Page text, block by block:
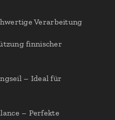
Verarbeitung
finnischer
– Ideal für
– Perfekte